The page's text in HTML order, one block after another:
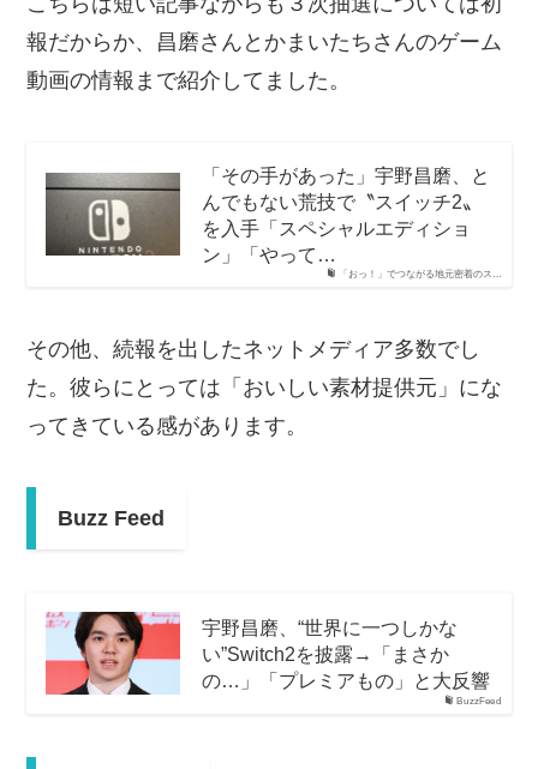
報だからか、昌磨さんとかまいたちさんのゲーム
動画の情報まで紹介してました。
「おっ！」でつながる地元密着のス…
「その手があった」宇野昌磨、と
んでもない荒技で〝スイッチ2〟
を入手「スペシャルエディショ
ン」「やって…
その他、続報を出したネットメディア多数でし
た。彼らにとっては「おいしい素材提供元」にな
ってきている感があります。
Buzz Feed
BuzzFeed
宇野昌磨、“世界に一つしかな
い”Switch2を披露→「まさか
の…」「プレミアもの」と大反響